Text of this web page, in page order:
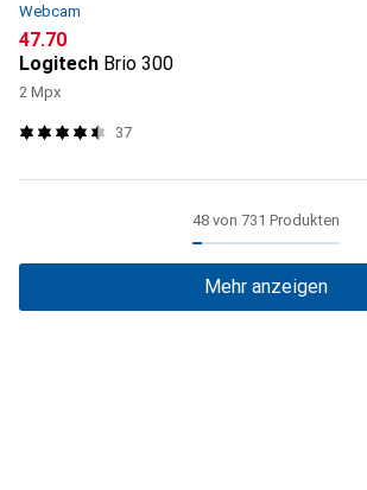
Webcam
CHF
47.70
Logitech Brio 300
2 Mpx
37
48 von 731 Produkten
Mehr anzeigen